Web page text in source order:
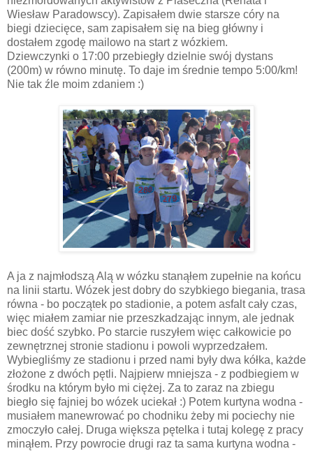
Wiesław Paradowscy). Zapisałem dwie starsze córy na
biegi dziecięce, sam zapisałem się na bieg główny i
dostałem zgodę mailowo na start z wózkiem.
Dziewczynki o 17:00 przebiegły dzielnie swój dystans
(200m) w równo minutę. To daje im średnie tempo 5:00/km!
Nie tak źle moim zdaniem :)
A ja z najmłodszą Alą w wózku stanąłem zupełnie na końcu
na linii startu. Wózek jest dobry do szybkiego biegania, trasa
równa - bo początek po stadionie, a potem asfalt cały czas,
więc miałem zamiar nie przeszkadzając innym, ale jednak
biec dość szybko. Po starcie ruszyłem więc całkowicie po
zewnętrznej stronie stadionu i powoli wyprzedzałem.
Wybiegliśmy ze stadionu i przed nami były dwa kółka, każde
złożone z dwóch pętli. Najpierw mniejsza - z podbiegiem w
środku na którym było mi ciężej. Za to zaraz na zbiegu
biegło się fajniej bo wózek uciekał :) Potem kurtyna wodna -
musiałem manewrować po chodniku żeby mi pociechy nie
zmoczyło całej. Druga większa pętelka i tutaj kolegę z pracy
minąłem. Przy powrocie drugi raz ta sama kurtyna wodna -